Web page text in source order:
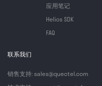
应用笔记
Helios SDK
FAQ
联系我们
销售支持: sales@quectel.com